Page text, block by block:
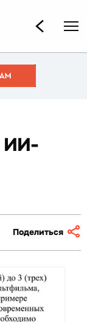
ИИ-
Поделиться